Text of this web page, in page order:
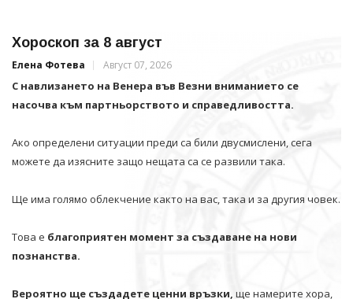
Хороскоп за 8 август
Елена Фотева Август 07, 2026
С навлизането на Венера във Везни вниманието се
насочва към партньорството и справедливостта.
Ако определени ситуации преди са били двусмислени, сега
можете да изясните защо нещата са се развили така.
Ще има голямо облекчение както на вас, така и за другия човек.
Това е благоприятен момент за създаване на нови
познанства.
Вероятно ще създадете ценни връзки, ще намерите хора,